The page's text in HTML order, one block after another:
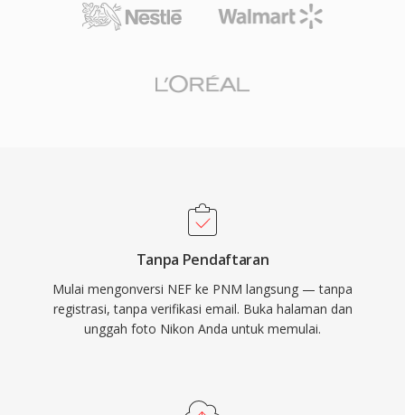
Tanpa Pendaftaran
Mulai mengonversi NEF ke PNM langsung — tanpa
registrasi, tanpa verifikasi email. Buka halaman dan
unggah foto Nikon Anda untuk memulai.